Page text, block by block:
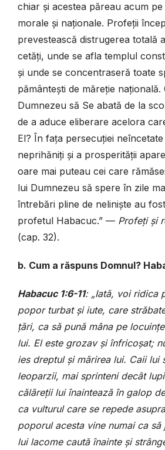
chiar și acestea păreau acum
morale și naționale. Profeții
prevestească distrugerea totală
cetăți, unde se afla templul
și unde se concentraseră toate
pământești de măreție
Dumnezeu să Se abată de la
de a aduce eliberare acelora
El? În fața persecuției
neprihăniți și a prosperității
oare mai puteau cei care
lui Dumnezeu să spere în zile
întrebări pline de neliniște au
profetul Habacuc.” — Profeți și
(cap. 32).
b. Cum a răspuns Domnul?
Habacuc 1:6-11: „Iată, voi ridica
popor turbat și iute, care
țări, ca să pună mâna pe
lui. El este grozav și înfricoșat;
ies dreptul și mărirea lui. Caii lui
leoparzii, mai sprinteni decât
călăreții lui înaintează în galop
ca vulturul care se repede
poporul acesta vine numai ca
lui lacome caută înainte și